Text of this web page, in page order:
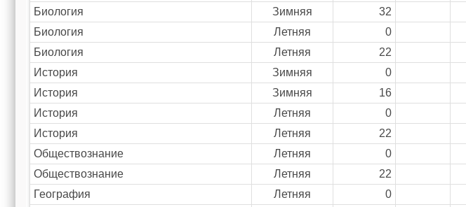
Биология
Зимняя 32
Биология
Летняя 0
Биология
Летняя 22
История
Зимняя 0
История
Зимняя 16
История
Летняя 0
История
Летняя 22
Обществознание
Летняя 0
Обществознание
Летняя 22
География
Летняя 0